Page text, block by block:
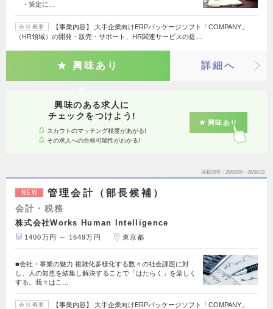
・策定に…
会社概要
【事業内容】 大手企業向けERPパッケージソフト「COMPANY」
（HR領域）の開発・販売・サポート、HR関連サービスの提…
興味あり 詳細へ
興味のある求人に
チェックをつけよう!
スカウトのマッチング精度があがる!
その求人への合格可能性がわかる!
興味あり
掲載期間 26/08/06～26/08/19
NEW 管理会計（部長候補）
会計・税務
株式会社Works Human Intelligence
1400万円 ～ 1649万円 東京都
■会社・事業の魅力 複雑化多様化する数々の社会課題に対
し、人の知恵を結集し解決することで「はたらく」を楽しく
する。我々はこ…
会社概要
【事業内容】 大手企業向けERPパッケージソフト「COMPANY」